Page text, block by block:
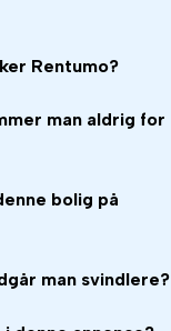
Rentumo?
man aldrig for
bolig på
man svindlere?